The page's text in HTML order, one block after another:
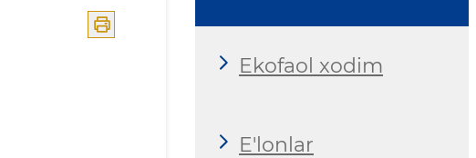
Ekofaol xodim
E'lonlar